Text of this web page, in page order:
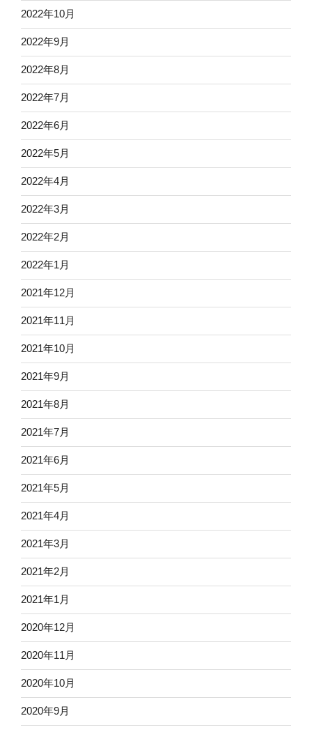
2022年10月
2022年9月
2022年8月
2022年7月
2022年6月
2022年5月
2022年4月
2022年3月
2022年2月
2022年1月
2021年12月
2021年11月
2021年10月
2021年9月
2021年8月
2021年7月
2021年6月
2021年5月
2021年4月
2021年3月
2021年2月
2021年1月
2020年12月
2020年11月
2020年10月
2020年9月